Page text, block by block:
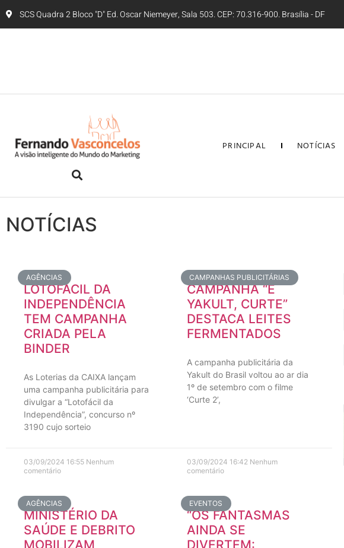
SCS Quadra 2 Bloco "D" Ed. Oscar Niemeyer, Sala 503. CEP: 70.316-900. Brasília - DF
PRINCIPAL NOTÍCIAS
NOTÍCIAS
AGÊNCIAS
LOTOFÁCIL DA
INDEPENDÊNCIA
TEM CAMPANHA
CRIADA PELA
BINDER
As Loterias da CAIXA lançam
uma campanha publicitária para
divulgar a “Lotofácil da
Independência”, concurso nº
3190 cujo sorteio
03/09/2024 16:55 Nenhum
comentário
CAMPANHAS PUBLICITÁRIAS
CAMPANHA “É
YAKULT, CURTE”
DESTACA LEITES
FERMENTADOS
A campanha publicitária da
Yakult do Brasil voltou ao ar dia
1º de setembro com o filme
‘Curte 2’,
03/09/2024 16:42 Nenhum
comentário
AGÊNCIAS
MINISTÉRIO DA
SAÚDE E DEBRITO
MOBILIZAM
EVENTOS
“OS FANTASMAS
AINDA SE
DIVERTEM: